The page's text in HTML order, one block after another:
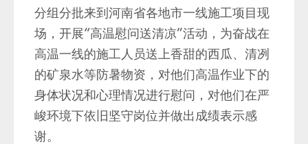
分组分批来到河南省各地市一线施工项目现
场，开展“高温慰问送清凉”活动，为奋战在
高温一线的施工人员送上香甜的西瓜、清冽
的矿泉水等防暑物资，对他们高温作业下的
身体状况和心理情况进行慰问，对他们在严
峻环境下依旧坚守岗位并做出成绩表示感
谢。